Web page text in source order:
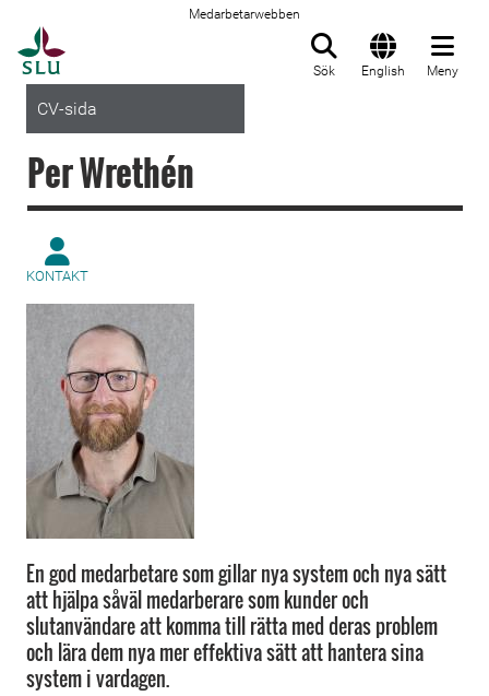
Medarbetarwebben
Sök English Meny
CV-sida
Per Wrethén
KONTAKT
En god medarbetare som gillar nya system och nya sätt
att hjälpa såväl medarberare som kunder och
slutanvändare att komma till rätta med deras problem
och lära dem nya mer effektiva sätt att hantera sina
system i vardagen.